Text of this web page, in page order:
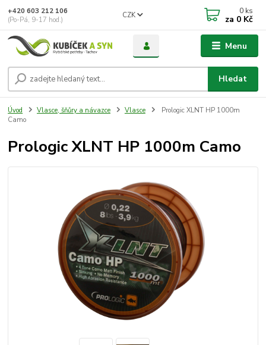
Menu
CZK
Hledat
+420 603 212 106
(Po-Pá, 9-17 hod.)
0 ks
za 0 Kč
Úvod Vlasce, šňůry a návazce Vlasce
Prologic XLNT HP 1000m
Camo
Prologic XLNT HP 1000m Camo